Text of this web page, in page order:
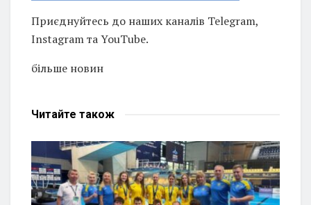
Приєднуйтесь до наших каналів Telegram,
Instagram та YouTube.
більше новин
Читайте також